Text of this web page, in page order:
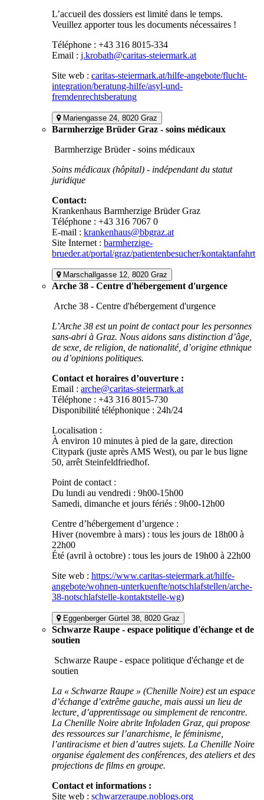
L’accueil des dossiers est limité dans le temps.
Veuillez apporter tous les documents nécessaires !
Téléphone : +43 316 8015-334
Email : j.krobath@caritas-steiermark.at
Site web : caritas-steiermark.at/hilfe-angebote/flucht-
integration/beratung-hilfe/asyl-und-
fremdenrechtsberatung
Mariengasse 24, 8020 Graz
Barmherzige Brüder Graz - soins médicaux
Barmherzige Brüder - soins médicaux
Soins médicaux (hôpital) - indépendant du statut
juridique
Contact:
Krankenhaus Barmherzige Brüder Graz
Téléphone : +43 316 7067 0
E-mail : krankenhaus@bbgraz.at
Site Internet : barmherzige-
brueder.at/portal/graz/patientenbesucher/kontaktanfahrt
Marschallgasse 12, 8020 Graz
Arche 38 - Centre d'hébergement d'urgence
Arche 38 - Centre d'hébergement d'urgence
L’Arche 38 est un point de contact pour les personnes
sans-abri à Graz. Nous aidons sans distinction d’âge,
de sexe, de religion, de nationalité, d’origine ethnique
ou d’opinions politiques.
Contact et horaires d’ouverture :
Email : arche@caritas-steiermark.at
Téléphone : +43 316 8015-730
Disponibilité téléphonique : 24h/24
Localisation :
À environ 10 minutes à pied de la gare, direction
Citypark (juste après AMS West), ou par le bus ligne
50, arrêt Steinfeldfriedhof.
Point de contact :
Du lundi au vendredi : 9h00-15h00
Samedi, dimanche et jours fériés : 9h00-12h00
Centre d’hébergement d’urgence :
Hiver (novembre à mars) : tous les jours de 18h00 à
22h00
Été (avril à octobre) : tous les jours de 19h00 à 22h00
Site web : https://www.caritas-steiermark.at/hilfe-
angebote/wohnen-unterkuenfte/notschlafstellen/arche-
38-notschlafstelle-kontaktstelle-wg)
Eggenberger Gürtel 38, 8020 Graz
Schwarze Raupe - espace politique d'échange et de
soutien
Schwarze Raupe - espace politique d'échange et de
soutien
La « Schwarze Raupe » (Chenille Noire) est un espace
d’échange d’extrême gauche, mais aussi un lieu de
lecture, d’apprentissage ou simplement de rencontre.
La Chenille Noire abrite Infoladen Graz, qui propose
des ressources sur l’anarchisme, le féminisme,
l’antiracisme et bien d’autres sujets. La Chenille Noire
organise également des conférences, des ateliers et des
projections de films en groupe.
Contact et informations :
Site web : schwarzeraupe.noblogs.org